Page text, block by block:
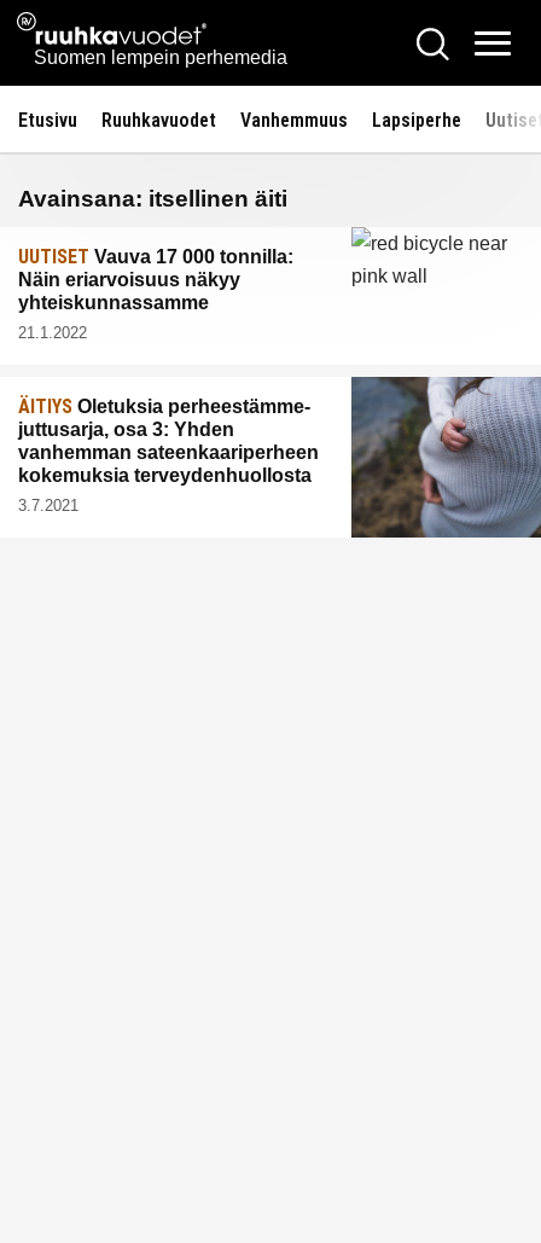
Siirry
sisältöön
Ruuhkavuodet.fi
Suomen lempein perhemedia
Hae
Etusivu Ruuhkavuodet Vanhemmuus Lapsiperhe
Avainsana: itsellinen äiti
UUTISET Vauva 17 000 tonnilla:
Näin eriarvoisuus näkyy
yhteiskunnassamme
21.1.2022
ÄITIYS Oletuksia perheestämme-
juttusarja, osa 3: Yhden
vanhemman sateenkaariperheen
kokemuksia terveydenhuollosta
3.7.2021